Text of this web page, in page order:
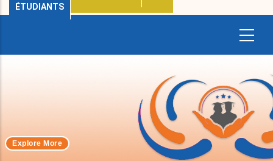
ÉTUDIANTS
Explore More